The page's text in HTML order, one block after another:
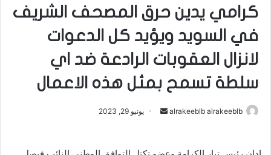
كرامي يدين حرق المصحف الشريف
في السويد ويؤيد كل الدعوات
لانزال العقوبات الرادعة ضد اي
سلطة تسمح بمثل هذه الاعمال
alrakeeblb alrakeeblb
أرسل يونيو 29, 2023